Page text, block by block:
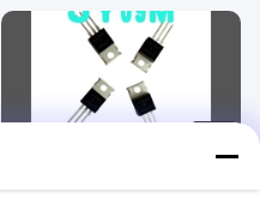
d'impulsion
canal MOS IC TO-220 70V90A